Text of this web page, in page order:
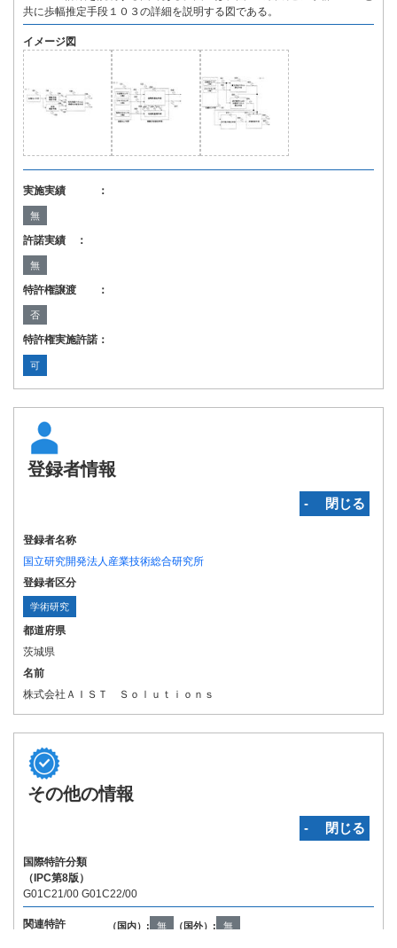
共に歩幅推定手段１０３の詳細を説明する図である。
イメージ図
実施実績 ：
無
許諾実績 ：
無
特許権譲渡 ：
否
特許権実施許諾：
可
登録者情報
‐ 閉じる
登録者名称
国立研究開発法人産業技術総合研究所
登録者区分
学術研究
都道府県
茨城県
名前
株式会社ＡＩＳＴ Ｓｏｌｕｔｉｏｎｓ
その他の情報
‐ 閉じる
国際特許分類
（IPC第8版）
G01C21/00 G01C22/00
関連特許 （国内）: 無 （国外）: 無